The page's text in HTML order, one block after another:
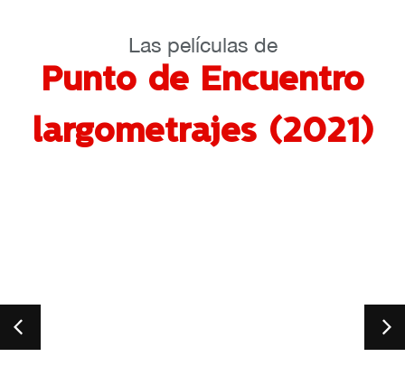
Las películas de
Punto de Encuentro
largometrajes (2021)